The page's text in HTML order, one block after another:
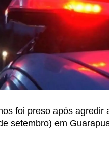
foi preso após agredir
setembro) em